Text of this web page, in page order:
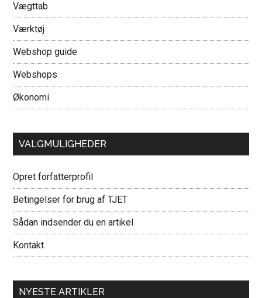
Vægttab
Værktøj
Webshop guide
Webshops
Økonomi
VALGMULIGHEDER
Opret forfatterprofil
Betingelser for brug af TJET
Sådan indsender du en artikel
Kontakt
NYESTE ARTIKLER